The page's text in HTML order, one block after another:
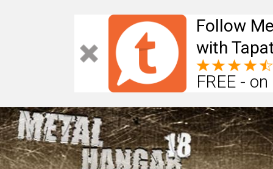
Follow
with
FREE -